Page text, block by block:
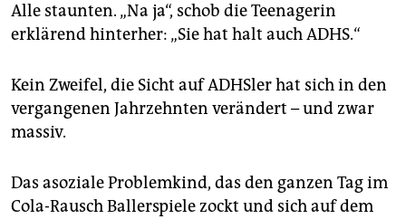
Alle staunten. „Na ja“, schob die Teenagerin
erklärend hinterher: „Sie hat halt auch ADHS.“
Kein Zweifel, die Sicht auf ADHSler hat sich in den
vergangenen Jahrzehnten verändert – und zwar
massiv.
Das asoziale Problemkind, das den ganzen Tag im
Cola-Rausch Ballerspiele zockt und sich auf dem